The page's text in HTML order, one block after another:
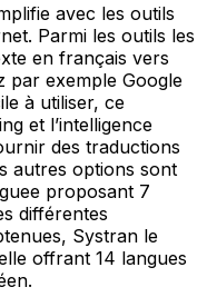
avec les outils
Parmi les outils les
en français vers
par exemple Google
à utiliser, ce
et l’intelligence
des traductions
autres options sont
proposant 7
différentes
Systran le
offrant 14 langues